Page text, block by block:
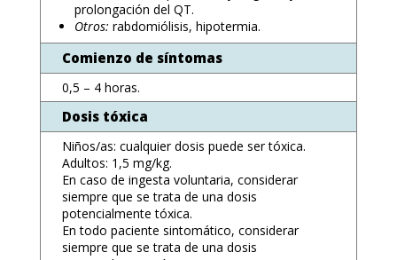
prolongación del QT.
Otros: rabdomiólisis, hipotermia.
Comienzo de síntomas
0,5 – 4 horas.
Dosis tóxica
Niños/as: cualquier dosis puede ser tóxica.
Adultos: 1,5 mg/kg.
En caso de ingesta voluntaria, considerar
siempre que se trata de una dosis
potencialmente tóxica.
En todo paciente sintomático, considerar
siempre que se trata de una dosis